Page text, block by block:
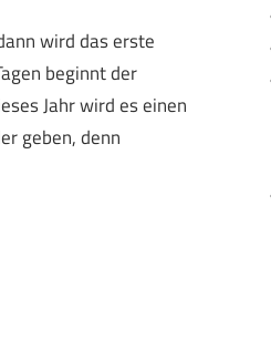
wird das erste
beginnt der
Jahr wird es einen
geben, denn